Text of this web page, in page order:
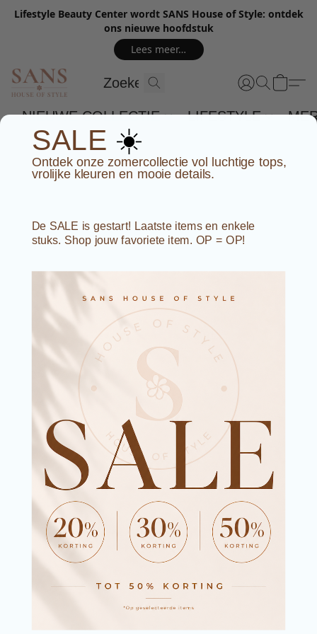
Lifestyle Beauty Center wordt SANS House of Style: ontdek
ons nieuwe hoofdstuk
Lees meer…
NIEUWE COLLECTIE LIFESTYLE
SALE ☀️
Ontdek onze zomercollectie vol luchtige tops,
vrolijke kleuren en mooie details.
De SALE is gestart! Laatste items en enkele
stuks. Shop jouw favoriete item. OP = OP!